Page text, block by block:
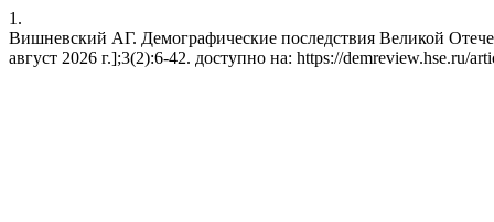
1.
Вишневский АГ. Демографические последствия Великой
август 2026 г.];3(2):6-42. доступно на: https://demreview.hse.ru/